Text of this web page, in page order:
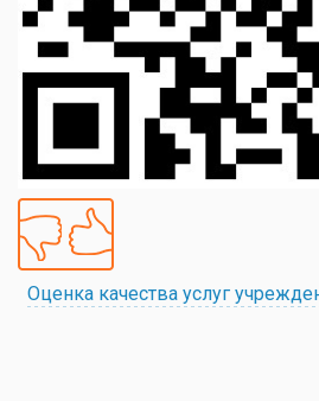
Оценка качества услуг